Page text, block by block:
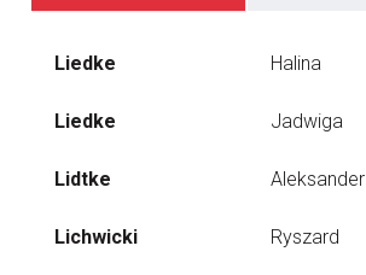
Liedke Halina
Liedke Jadwiga
Lidtke Aleksander
Lichwicki Ryszard